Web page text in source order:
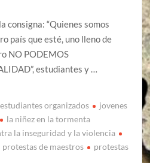
consigna: “Quienes somos
país que esté, uno lleno de
NO PODEMOS
estudiantes y …
estudiantes organizados
jovenes
la niñez en la tormenta
la inseguridad y la violencia
protestas de maestros
protestas